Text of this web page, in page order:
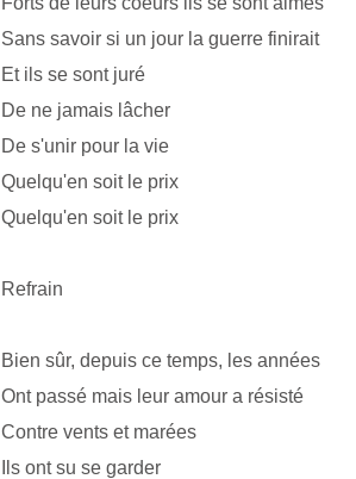
Sans savoir si un jour la guerre finirait
Et ils se sont juré
De ne jamais lâcher
De s'unir pour la vie
Quelqu'en soit le prix
Quelqu'en soit le prix
Refrain
Bien sûr, depuis ce temps, les années
Ont passé mais leur amour a résisté
Contre vents et marées
Ils ont su se garder